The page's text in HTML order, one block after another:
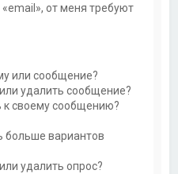
от меня требуют
или сообщение?
удалить сообщение?
к своему сообщению?
больше вариантов
удалить опрос?